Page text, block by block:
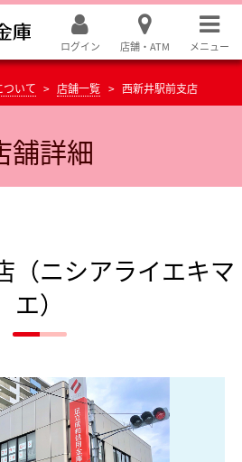
ログイン 店舗・ATM メニュー
ついて 店舗一覧 西新井駅前支店
舗詳細
（ニシアライエキマ
エ）